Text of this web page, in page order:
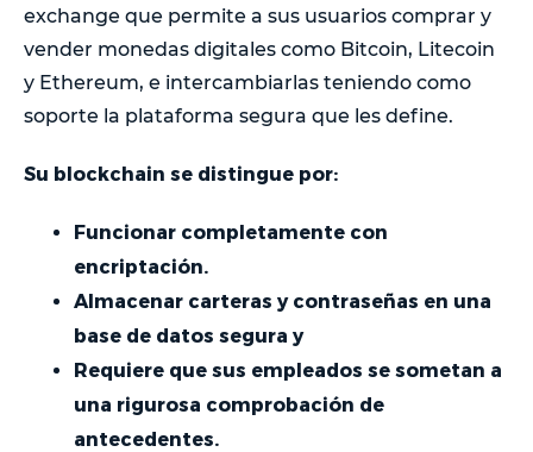
exchange que permite a sus usuarios comprar y
vender monedas digitales como Bitcoin, Litecoin
y Ethereum, e intercambiarlas teniendo como
soporte la plataforma segura que les define.
Su blockchain se distingue por:
Funcionar completamente con
encriptación.
Almacenar carteras y contraseñas en una
base de datos segura y
Requiere que sus empleados se sometan a
una rigurosa comprobación de
antecedentes.